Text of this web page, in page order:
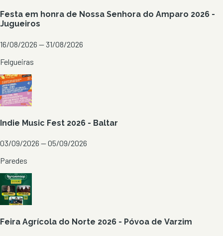
Festa em honra de Nossa Senhora do Amparo 2026 -
Jugueiros
16/08/2026 — 31/08/2026
Felgueiras
Indie Music Fest 2026 - Baltar
03/09/2026 — 05/09/2026
Paredes
Feira Agrícola do Norte 2026 - Póvoa de Varzim